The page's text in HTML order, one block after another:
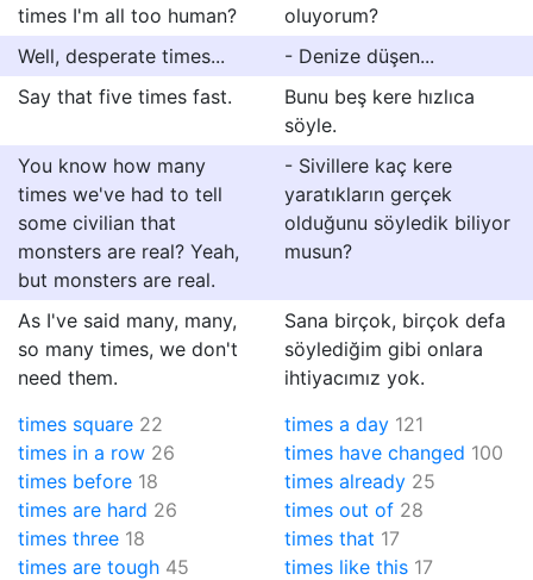
times I'm all too human?
oluyorum?
Well, desperate times...
- Denize düşen...
Say that five times fast.
Bunu beş kere hızlıca
söyle.
You know how many
times we've had to tell
some civilian that
monsters are real? Yeah,
but monsters are real.
- Sivillere kaç kere
yaratıkların gerçek
olduğunu söyledik biliyor
musun?
As I've said many, many,
so many times, we don't
need them.
Sana birçok, birçok defa
söylediğim gibi onlara
ihtiyacımız yok.
times square 22
times in a row 26
times before 18
times are hard 26
times three 18
times are tough 45
times a day 121
times have changed 100
times already 25
times out of 28
times that 17
times like this 17